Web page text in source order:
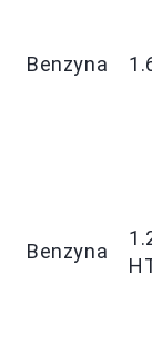
Benzyna
Benzyna